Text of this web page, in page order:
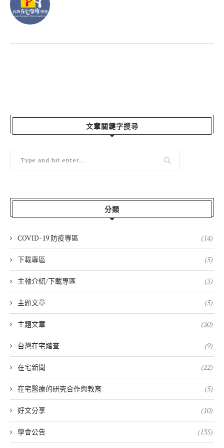
文章關鍵字搜尋
分類
COVID-19 防疫專區 (14)
下載專區 (5)
主軸介紹/下載專區 (5)
主題文章 (5)
主題文章 (30)
台灣在宅踏查 (9)
在宅新聞 (22)
在宅醫療的研究合作與教育 (5)
好文分享 (10)
學會公告 (135)